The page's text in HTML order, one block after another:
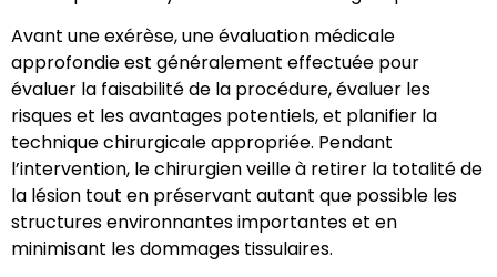
Avant une exérèse, une évaluation médicale
approfondie est généralement effectuée pour
évaluer la faisabilité de la procédure, évaluer les
risques et les avantages potentiels, et planifier la
technique chirurgicale appropriée. Pendant
l’intervention, le chirurgien veille à retirer la totalité de
la lésion tout en préservant autant que possible les
structures environnantes importantes et en
minimisant les dommages tissulaires.